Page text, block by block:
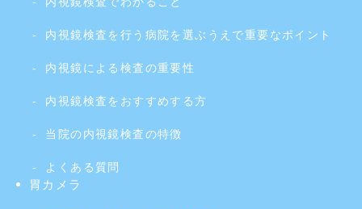
内視鏡検査を行う病院を選ぶうえで重要なポイント
内視鏡による検査の重要性
内視鏡検査をおすすめする方
当院の内視鏡検査の特徴
よくある質問
胃カメラ